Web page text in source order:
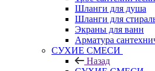
Шланги для душа
Шланги для
Экраны для ванн
Арматура
СУХИЕ СМЕСИ
Назад